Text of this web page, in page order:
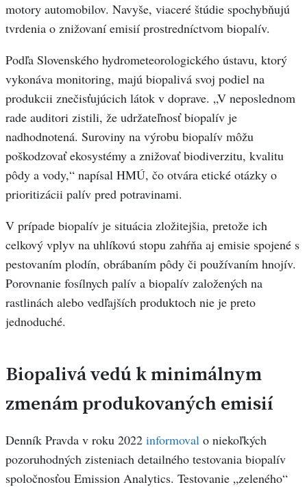
motory automobilov. Navyše, viaceré štúdie spochybňujú
tvrdenia o znižovaní emisií prostredníctvom biopalív.
Podľa Slovenského hydrometeorologického ústavu, ktorý
vykonáva monitoring, majú biopalivá svoj podiel na
produkcii znečisťujúcich látok v doprave. „V neposlednom
rade auditori zistili, že udržateľnosť biopalív je
nadhodnotená. Suroviny na výrobu biopalív môžu
poškodzovať ekosystémy a znižovať biodiverzitu, kvalitu
pôdy a vody,“ napísal HMÚ, čo otvára etické otázky o
prioritizácii palív pred potravinami.
V prípade biopalív je situácia zložitejšia, pretože ich
celkový vplyv na uhlíkovú stopu zahŕňa aj emisie spojené s
pestovaním plodín, obrábaním pôdy či používaním hnojív.
Porovnanie fosílnych palív a biopalív založených na
rastlinách alebo vedľajších produktoch nie je preto
jednoduché.
Biopalivá vedú k minimálnym
zmenám produkovaných emisií
Denník Pravda v roku 2022 informoval o niekoľkých
pozoruhodných zisteniach detailného testovania biopalív
spoločnosťou Emission Analytics. Testovanie „zeleného“